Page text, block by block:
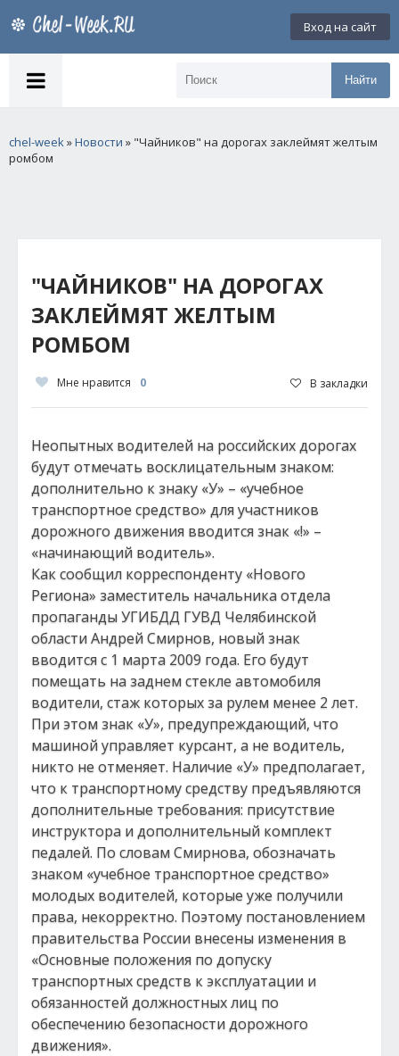
Вход на сайт
Найти
chel-week»Новости » "Чайников" на дорогах заклеймят желтым
ромбом
"ЧАЙНИКОВ" НА ДОРОГАХ
ЗАКЛЕЙМЯТ ЖЕЛТЫМ
РОМБОМ
Мне нравится 0 В закладки
Неопытных водителей на российских дорогах
будут отмечать восклицательным знаком:
дополнительно к знаку «У» – «учебное
транспортное средство» для участников
дорожного движения вводится знак «!» –
«начинающий водитель».
Как сообщил корреспонденту «Нового
Региона» заместитель начальника отдела
пропаганды УГИБДД ГУВД Челябинской
области Андрей Смирнов, новый знак
вводится с 1 марта 2009 года. Его будут
помещать на заднем стекле автомобиля
водители, стаж которых за рулем менее 2 лет.
При этом знак «У», предупреждающий, что
машиной управляет курсант, а не водитель,
никто не отменяет. Наличие «У» предполагает,
что к транспортному средству предъявляются
дополнительные требования: присутствие
инструктора и дополнительный комплект
педалей. По словам Смирнова, обозначать
знаком «учебное транспортное средство»
молодых водителей, которые уже получили
права, некорректно. Поэтому постановлением
правительства России внесены изменения в
«Основные положения по допуску
транспортных средств к эксплуатации и
обязанностей должностных лиц по
обеспечению безопасности дорожного
движения».